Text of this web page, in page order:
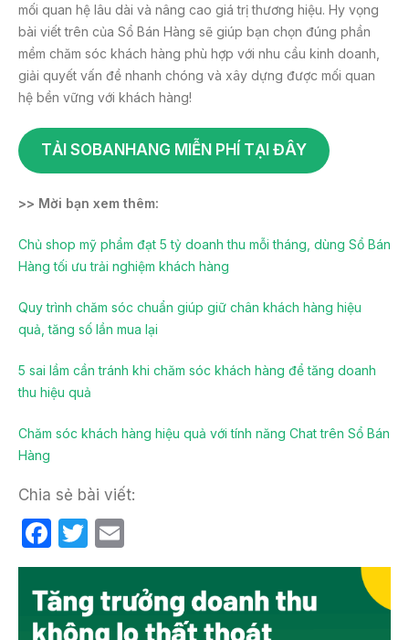
mối quan hệ lâu dài và nâng cao giá trị thương hiệu. Hy vọng
bài viết trên của Sổ Bán Hàng sẽ giúp bạn chọn đúng phần
mềm chăm sóc khách hàng phù hợp với nhu cầu kinh doanh,
giải quyết vấn đề nhanh chóng và xây dựng được mối quan
hệ bền vững với khách hàng!
TẢI SOBANHANG MIỄN PHÍ TẠI ĐÂY
>> Mời bạn xem thêm:
Chủ shop mỹ phẩm đạt 5 tỷ doanh thu mỗi tháng, dùng Sổ Bán
Hàng tối ưu trải nghiệm khách hàng
Quy trình chăm sóc chuẩn giúp giữ chân khách hàng hiệu
quả, tăng số lần mua lại
5 sai lầm cần tránh khi chăm sóc khách hàng để tăng doanh
thu hiệu quả
Chăm sóc khách hàng hiệu quả với tính năng Chat trên Sổ Bán
Hàng
Chia sẻ bài viết:
F
a
c
e
T
w
itt
er
m
ail